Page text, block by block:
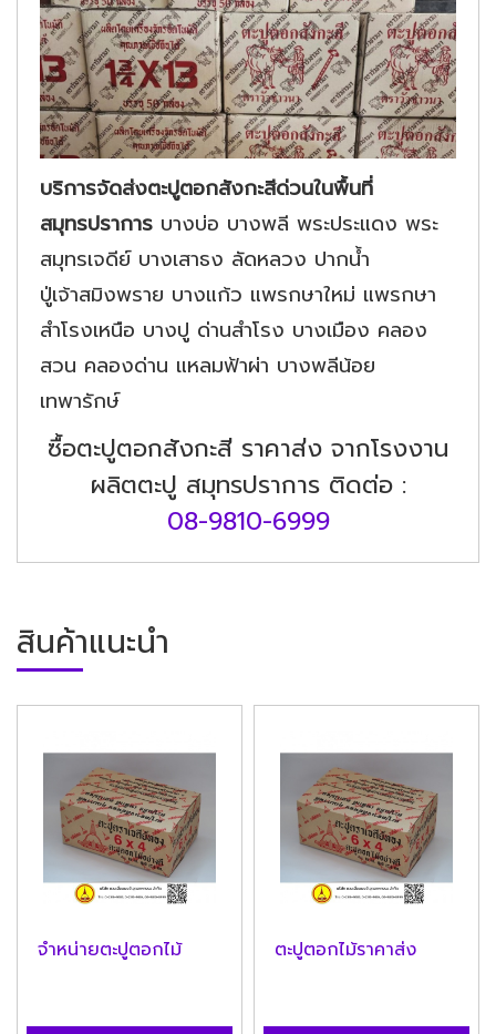
บริการจัดส่งตะปูตอกสังกะสีด่วนในพื้นที่
สมุทรปราการ บางบ่อ บางพลี พระประแดง พระ
สมุทรเจดีย์ บางเสาธง ลัดหลวง ปากน้ำ
ปู่เจ้าสมิงพราย บางแก้ว แพรกษาใหม่ แพรกษา
สำโรงเหนือ บางปู ด่านสำโรง บางเมือง คลอง
สวน คลองด่าน แหลมฟ้าผ่า บางพลีน้อย
เทพารักษ์
ซื้อตะปูตอกสังกะสี ราคาส่ง จากโรงงาน
ผลิตตะปู สมุทรปราการ ติดต่อ :
08-9810-6999
สินค้าแนะนำ
จำหน่ายตะปูตอกไม้ ตะปูตอกไม้ราคาส่ง